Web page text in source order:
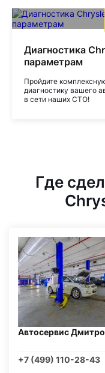
Диагностика
параметрам
Пройдите
диагностику вашего
в сети наших СТО!
Где
Автосервис
+7 (499) 110-28-43